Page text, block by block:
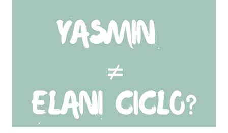
nos lábios vaginais A mulher deve suspender as relações
sexuais durante 4 dias, aplicar pomada pastosa de vitamina
com sabonete de pH neutro e quando retomar as relações
está lubrificada, se necessário usar um lubrific...